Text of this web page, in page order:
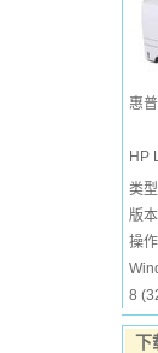
惠
HP
类
版
操
8
下